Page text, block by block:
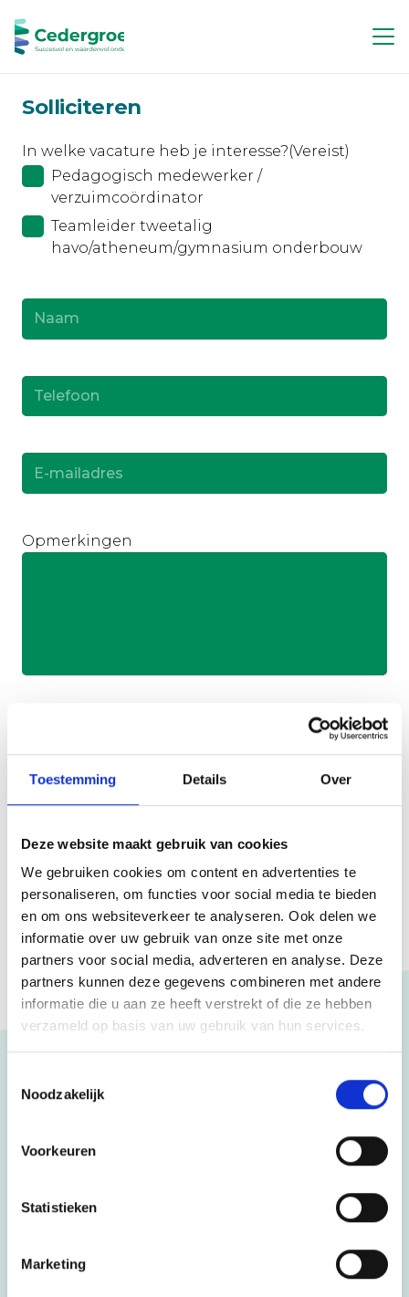
Toestemming Details Over
Deze website maakt gebruik van cookies
We gebruiken cookies om content en advertenties te
personaliseren, om functies voor social media te bieden
en om ons websiteverkeer te analyseren. Ook delen we
informatie over uw gebruik van onze site met onze
partners voor social media, adverteren en analyse. Deze
partners kunnen deze gegevens combineren met andere
informatie die u aan ze heeft verstrekt of die ze hebben
verzameld op basis van uw gebruik van hun services.
Noodzakelijk
Voorkeuren
Statistieken
Marketing
Solliciteren
In welke vacature heb je interesse?(Vereist)
Pedagogisch medewerker /
verzuimcoördinator
Teamleider tweetalig
havo/atheneum/gymnasium onderbouw
Naam
Telefoon
Opmerkingen
Selecteer bestanden
Toegestane bestandstypen: jpg, jpeg, png, pdf,
Scholen
CSB
Futuris